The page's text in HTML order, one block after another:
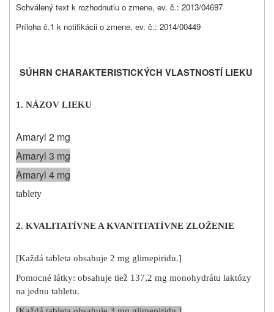
Schválený text k rozhodnutiu o zmene, ev. č.: 2013/04697
Príloha č.1 k notifikácii o zmene, ev. č.: 2014/00449
SÚHRN CHARAKTERISTICKÝCH VLASTNOSTÍ LIEKU
1. NÁZOV LIEKU
Amaryl 2 mg
Amaryl 3 mg
Amaryl 4 mg
tablety
2. KVALITATÍVNE A KVANTITATÍVNE ZLOŽENIE
[Každá tableta obsahuje 2 mg glimepiridu.]
Pomocné látky: obsahuje tiež 137,2 mg monohydrátu laktózy
na jednu tabletu.